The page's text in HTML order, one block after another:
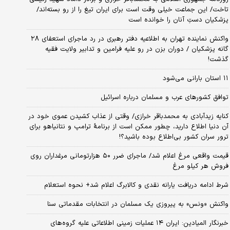
تاخت/ این جماعت خیلی وقت است برای ایران تیغ را از رو بسته‌اند/
پزشکیان دستِ آنان را خوانده است
واکنش نماینده تهران به اطلاعیه دفتر رهبری در رد ماجرای استعفای ۲۸
گانه پزشکیان / دوران بزن در رو علیه فرامین و تدابیر ولایت فقیه
گذشت!
۱۱ استان بارانی می‌شود
توافق کشورهای عرب و مسلمان درباره اسرائیل
کنایه زیدآبادی به محمدباقر خرازی/ وقتی از عذاب کشیدن عموی خود در
آن دنیا اطلاع دارید، چطور ممکن است از برنامهٔ ترامپ و نتانیاهو برای
ترور سران کشور بی‌اطلاع بوده باشید؟!
قیمت واقعی مرغ اعلام شد/ ماجرای ضرر ۵۰ هزارتومانی مرغداران روی
فروش هر کیلو مرغ
شرط ادامه دریافت یارانه نقدی و کالابرگ اعلام شد+ نحوه استعلام
واکنش «ونس» به پیروزی یک مسلمان در انتخابات مقدماتی سنا
خبرنگار المیادین: ایران ۱۴ عملیات زمینی اطلاعاتی علیه گروه‌های